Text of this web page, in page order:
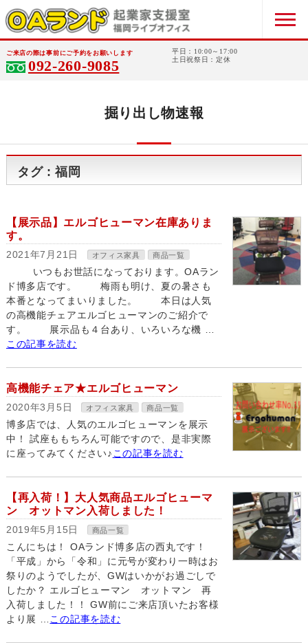
ご来店の際は事前にご予約をお願いします
092-260-9085
平日：10:00～17:00
土日祝祭日：定休
掘り出し物速報
タグ : 福岡
【展示品】エルゴヒューマン在庫ありま
す。
2021年7月21日 オフィス家具 商品一覧
いつもお世話になっております。OAラン
ド博多店です。 梅雨も明け、夏の暑さも
本番となってまいりました。 本日は人気
の高機能チェアエルゴヒューマンのご紹介で
す。 展示品も４台あり、いろいろな機 …
この記事を読む
高機能チェア★エルゴヒューマン
2020年3月5日 オフィス家具 商品一覧
博多店では、人気のエルゴヒューマンを展示
中！ 試座ももちろん可能ですので、是非実際
に座ってみてください♪ この記事を読む
【再入荷！】大人気商品エルゴヒューマ
ン オットマン入荷しました！
2019年5月15日 商品一覧
こんにちは！ OAランド博多店の西丸です！
「平成」から「令和」に元号が変わり一時はお
祭りのようでしたが、GWはいかがお過ごしで
したか？ エルゴヒューマン オットマン 再
入荷しました！！ GW前にご来店頂いたお客様
より展 … この記事を読む